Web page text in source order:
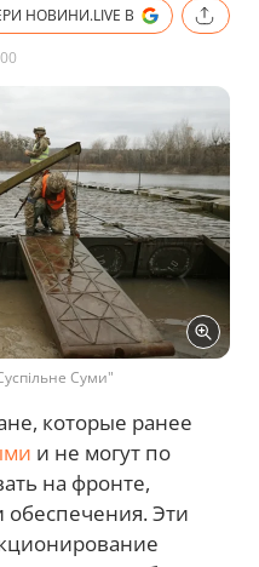
НОВИНИ.LIVE В
Суми"
которые ранее
и не могут по
на фронте,
обеспечения. Эти